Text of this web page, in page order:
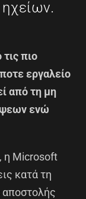
πιο
εργαλείο
από τη μη
ενώ
η Microsoft
κατά τη
αποστολής